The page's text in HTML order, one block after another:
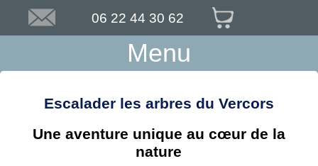
06 22 44 30 62
Menu
Escalader les arbres du Vercors
Une aventure unique au cœur de la
nature